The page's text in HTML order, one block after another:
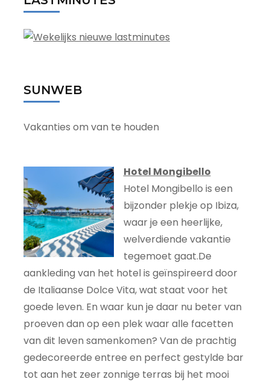
SUNWEB
Vakanties om van te houden
Hotel Mongibello
Hotel Mongibello is een
bijzonder plekje op Ibiza,
waar je een heerlijke,
welverdiende vakantie
tegemoet gaat.De
aankleding van het hotel is geïnspireerd door
de Italiaanse Dolce Vita, wat staat voor het
goede leven. En waar kun je daar nu beter van
proeven dan op een plek waar alle facetten
van dit leven samenkomen? Van de prachtig
gedecoreerde entree en perfect gestylde bar
tot aan het zeer zonnige terras bij het mooi